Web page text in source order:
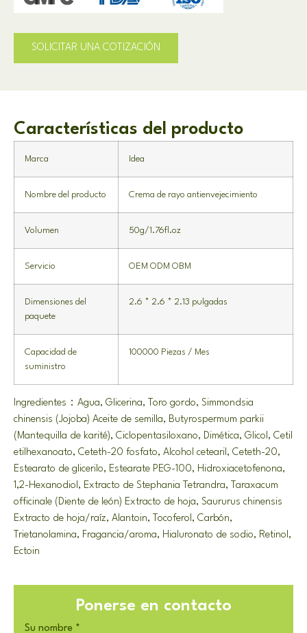
SOLICITAR UNA COTIZACIÓN
Características del producto
Marca Idea
Nombre del producto Crema de rayo antienvejecimiento
Volumen 50g/1.76fl.oz
Servicio OEM ODM OBM
Dimensiones del
paquete
2.6 * 2.6 * 2.13 pulgadas
Capacidad de
suministro
100000 Piezas / Mes
Ingredientes：Agua, Glicerina, Toro gordo, Simmondsia
chinensis (Jojoba) Aceite de semilla, Butyrospermum parkii
(Mantequilla de karité), Ciclopentasiloxano, Dimética, Glicol, Cetil
etilhexanoato, Ceteth-20 fosfato, Alcohol cetearil, Ceteth-20,
Estearato de glicerilo, Estearate PEG-100, Hidroxiacetofenona,
1,2-Hexanodiol, Extracto de Stephania Tetrandra, Taraxacum
officinale (Diente de león) Extracto de hoja, Saururus chinensis
Extracto de hoja/raíz, Alantoin, Tocoferol, Carbón,
Trietanolamina, Fragancia/aroma, Hialuronato de sodio, Retinol,
Ectoin
Ponerse en contacto
Su nombre *